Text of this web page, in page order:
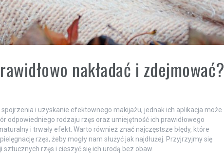
nakładać i zdejmować?
i uzyskanie efektownego makijażu, jednak ich aplikacja może
odpowiedniego rodzaju rzęs oraz umiejętność ich prawidłowego
i trwały efekt. Warto również znać najczęstsze błędy, które
rzęs, żeby mogły nam służyć jak najdłużej. Przyjrzyjmy się
rzęs i cieszyć się ich urodą bez obaw.